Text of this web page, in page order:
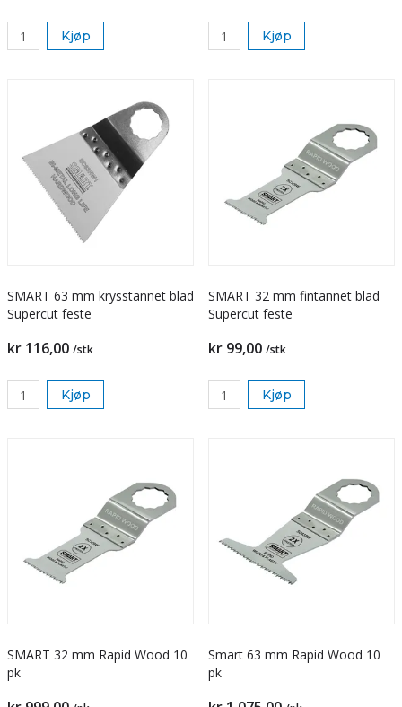
Kjøp Kjøp
SMART 63 mm krysstannet blad
Supercut feste
kr 116,00 /stk
Kjøp
SMART 32 mm fintannet blad
Supercut feste
kr 99,00 /stk
Kjøp
SMART 32 mm Rapid Wood 10
pk
Smart 63 mm Rapid Wood 10
pk